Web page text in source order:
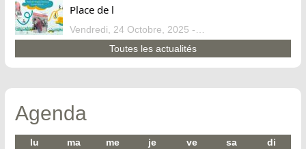
Place de l
Vendredi, 24 Octobre, 2025 - 13:07
Toutes les actualités
Agenda
lu ma me je ve sa
di